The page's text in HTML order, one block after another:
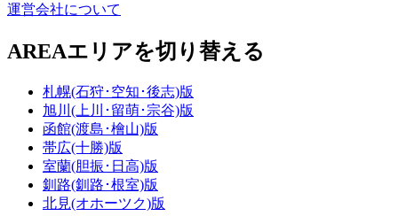
運営会社について
AREAエリアを切り替える
札幌(石狩･空知･後志)版
旭川(上川･留萌･宗谷)版
函館(渡島･檜山)版
帯広(十勝)版
室蘭(胆振･日高)版
釧路(釧路･根室)版
北見(オホーツク)版